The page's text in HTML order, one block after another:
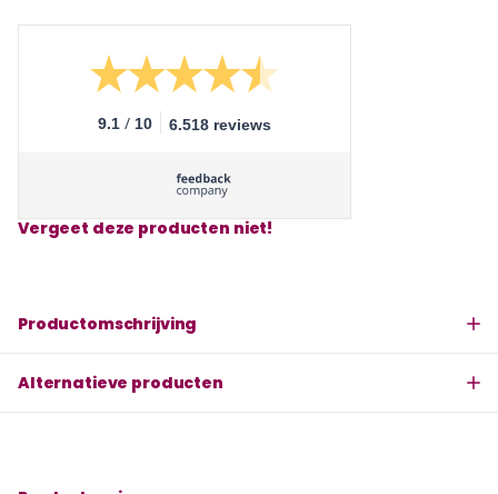
9.1 / 10 6.518 reviews
Vergeet deze producten niet!
Productomschrijving
Alternatieve producten